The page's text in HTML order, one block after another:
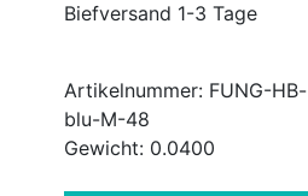
Biefversand 1-3 Tage
Artikelnummer: FUNG-HB-
blu-M-48
Gewicht: 0.0400